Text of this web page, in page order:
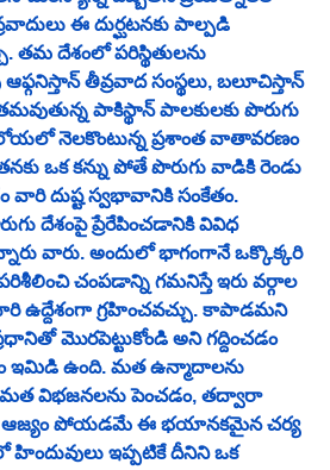
ఈ దుర్ఘటనకు పాల్పడి
తమ దేశంలో పరిస్థితులను
తీవ్రవాద సంస్థలు, బలూచిస్తాన్
పాకిస్థాన్ పాలకులకు పొరుగు
నెలకొంటున్న ప్రశాంత వాతావరణం
ఒక కన్ను పోతే పొరుగు వాడికి రెండు
వారి దుష్ట స్వభావానికి సంకేతం.
దేశంపై ప్రేరేపించడానికి వివిధ
వారు. అందులో భాగంగానే ఒక్కొక్కరి
చంపడాన్ని గమనిస్తే ఇరు వర్గాల
ఉద్దేశంగా గ్రహించవచ్చు. కాపాడమని
మొరపెట్టుకోండి అని గద్దించడం
ఇమిడి ఉంది. మత ఉన్మాదాలను
విభజనలను పెంచడం, తద్వారా
ఆజ్యం పోయడమే ఈ భయానకమైన చర్య
హిందువులు ఇప్పటికే దీనిని ఒక